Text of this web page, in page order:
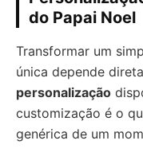
do Papai Noel
Transformar um
única depende
personalização
customização é o
genérica de um